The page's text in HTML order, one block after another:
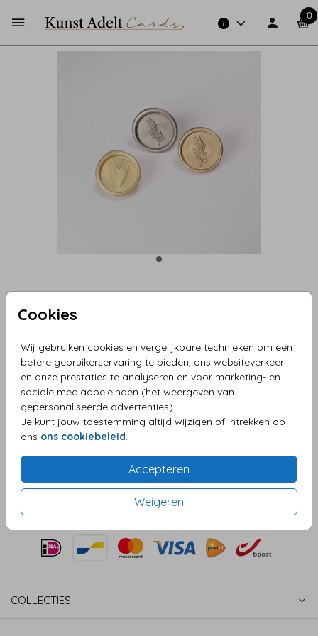
0
Cookies
Wij gebruiken cookies en vergelijkbare technieken om een
betere gebruikerservaring te bieden, ons websiteverkeer
en onze prestaties te analyseren en voor marketing- en
sociale mediadoeleinden (het weergeven van
gepersonaliseerde advertenties).
Je kunt jouw toestemming altijd wijzigen of intrekken op
ons ons cookiebeleid
Accepteren
Weigeren
Sampleset lakzegels (3) | € 3,49
Aantal x 1 Sample-setjes Prijs:
OMSCHRIJVING
Sampleset van drie soorten lakzegels: antiek goud en
antiek brons met takje & goud met hartje.
per 1 Sample-setjes
COLLECTIES